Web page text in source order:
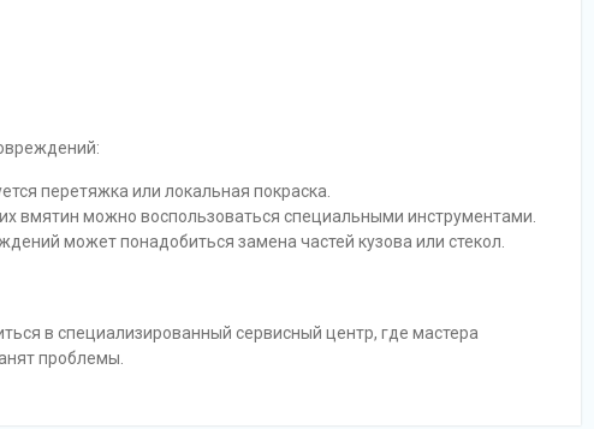
перетяжка или локальная покраска.
вмятин можно воспользоваться специальными инструментами.
может понадобиться замена частей кузова или стекол.
в специализированный сервисный центр, где мастера
проблемы.